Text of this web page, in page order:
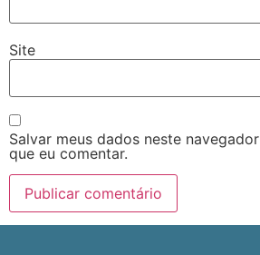
Site
Salvar meus dados neste
que eu comentar.